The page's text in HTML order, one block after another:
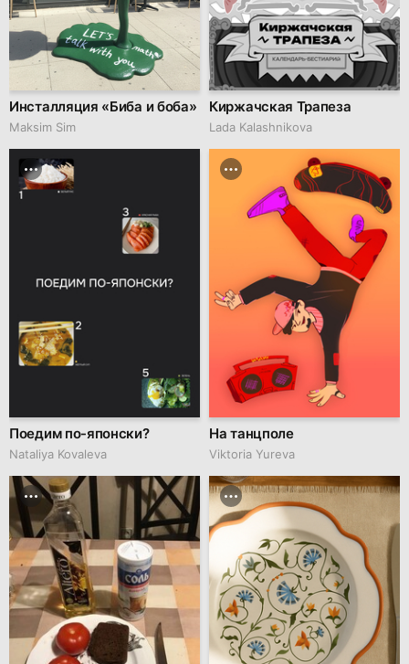
Инсталляция «Биба и боба»
Maksim Sim
Киржачская Трапеза
Lada Kalashnikova
Поедим по-японски?
Nataliya Kovaleva
На танцполе
Viktoria Yureva